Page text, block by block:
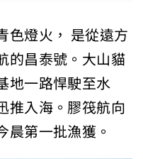
燈火， 是從遠方
昌泰號。大山貓
一路悍駛至水
入海。膠筏航向
第一批漁獲。